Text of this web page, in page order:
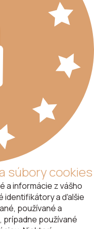
súbory cookies
a informácie z vášho
identifikátory a ďalšie
používané a
používané